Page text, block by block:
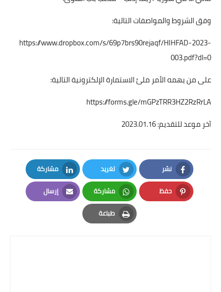
وفق الشروط والمواصفات التالية:
https://www.dropbox.com/s/69p7brs90rejaqf/HIHFAD-2023-
003.pdf?dl=0
على من يهمه الأمر ملئ الاستمارة الإلكترونية التالية:
https://forms.gle/mGPzTRR3HZ2RzRrLA
آخر موعد للتقديم: 2023.01.16
نشر
Facebook
تغريد
Twitter
مشاركة
LinkedIn
حفظ
Pinterest
مشاركة
Whatsapp
إرسال
Email
طباعة
Print